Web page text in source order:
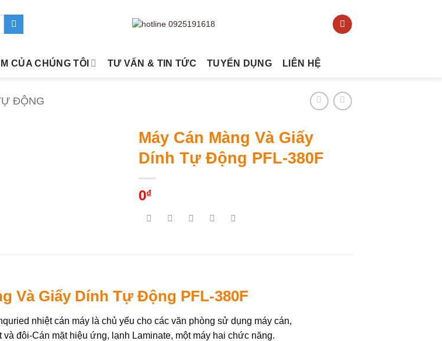
CỦA CHÚNG TÔI TƯ VẤN & TIN TỨC TUYỂN DỤNG LIÊN HỆ
ĐỘNG
Máy Cán Màng Và Giấy
Dính Tự Động PFL-380F
0₫
Và Giấy Dính Tự Động PFL-380F
nhiệt cán máy là chủ yếu cho các văn phòng sử dụng máy cán,
và đôi-Cán mặt hiệu ứng, lạnh Laminate, một máy hai chức năng.